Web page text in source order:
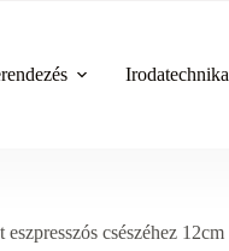
Irodatechnika
csészéhez 12cm